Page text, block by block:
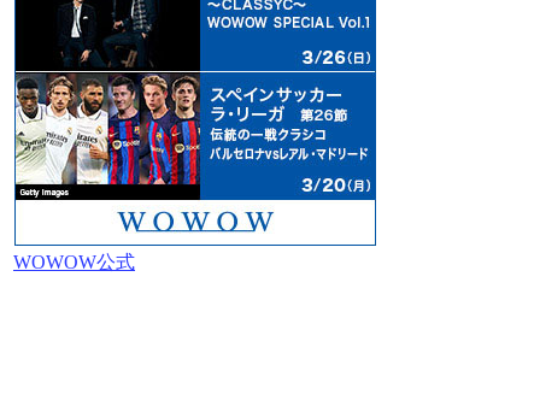
WOWOW公式